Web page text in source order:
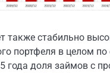
также стабильно
портфеля в целом по
года доля займов с